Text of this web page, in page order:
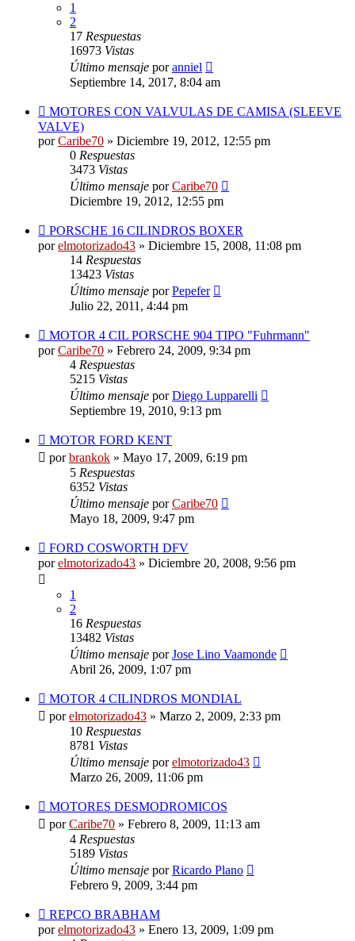
1
2
17 Respuestas
16973 Vistas
Último mensaje poranniel
Septiembre 14, 2017, 8:04 am
MOTORES CON VALVULAS DE CAMISA (SLEEVE
VALVE)
porCaribe70 » Diciembre 19, 2012, 12:55 pm
0 Respuestas
3473 Vistas
Último mensaje porCaribe70
Diciembre 19, 2012, 12:55 pm
PORSCHE 16 CILINDROS BOXER
porelmotorizado43 » Diciembre 15, 2008, 11:08 pm
14 Respuestas
13423 Vistas
Último mensaje porPepefer
Julio 22, 2011, 4:44 pm
MOTOR 4 CIL PORSCHE 904 TIPO "Fuhrmann"
porCaribe70 » Febrero 24, 2009, 9:34 pm
4 Respuestas
5215 Vistas
Último mensaje porDiego Lupparelli
Septiembre 19, 2010, 9:13 pm
MOTOR FORD KENT
porbrankok » Mayo 17, 2009, 6:19 pm
5 Respuestas
6352 Vistas
Último mensaje porCaribe70
Mayo 18, 2009, 9:47 pm
FORD COSWORTH DFV
porelmotorizado43 » Diciembre 20, 2008, 9:56 pm
1
2
16 Respuestas
13482 Vistas
Último mensaje porJose Lino Vaamonde
Abril 26, 2009, 1:07 pm
MOTOR 4 CILINDROS MONDIAL
porelmotorizado43 » Marzo 2, 2009, 2:33 pm
10 Respuestas
8781 Vistas
Último mensaje porelmotorizado43
Marzo 26, 2009, 11:06 pm
MOTORES DESMODROMICOS
porCaribe70 » Febrero 8, 2009, 11:13 am
4 Respuestas
5189 Vistas
Último mensaje porRicardo Plano
Febrero 9, 2009, 3:44 pm
REPCO BRABHAM
porelmotorizado43 » Enero 13, 2009, 1:09 pm